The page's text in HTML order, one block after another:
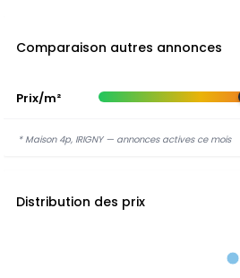
Comparaison autres annonces
Prix/m²
* Maison 4p, IRIGNY — annonces actives ce mois
Distribution des prix